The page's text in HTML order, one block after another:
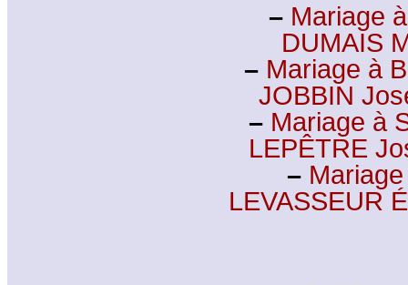
– Mariage
DUMAIS
– Mariage à
JOBBIN
– Mariage à
LEPÊTRE
–
LEVASSEUR